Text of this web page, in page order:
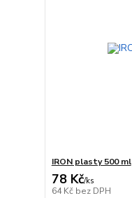
IRON plasty 500 ml
78 Kč/ks
64 Kč bez DPH